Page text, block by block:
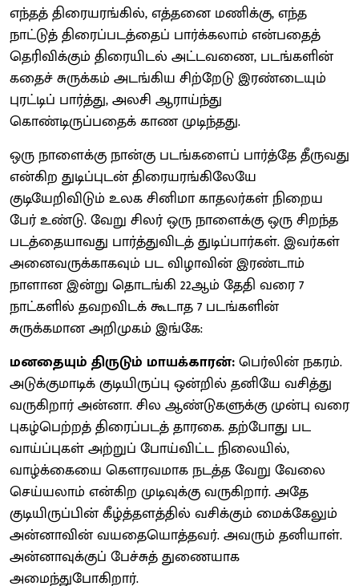
எந்தத் திரையரங்கில், எத்தனை மணிக்கு, எந்த
நாட்டுத் திரைப்படத்தைப் பார்க்கலாம் என்பதைத்
தெரிவிக்கும் திரையிடல் அட்டவணை, படங்களின்
கதைச் சுருக்கம் அடங்கிய சிற்றேடு இரண்டையும்
புரட்டிப் பார்த்து, அலசி ஆராய்ந்து
கொண்டிருப்பதைக் காண முடிந்தது.
ஒரு நாளைக்கு நான்கு படங்களைப் பார்த்தே தீருவது
என்கிற துடிப்புடன் திரையரங்கிலேயே
குடியேறிவிடும் உலக சினிமா காதலர்கள் நிறைய
பேர் உண்டு. வேறு சிலர் ஒரு நாளைக்கு ஒரு சிறந்த
படத்தையாவது பார்த்துவிடத் துடிப்பார்கள். இவர்கள்
அனைவருக்காகவும் பட விழாவின் இரண்டாம்
நாளான இன்று தொடங்கி 22ஆம் தேதி வரை 7
நாட்களில் தவறவிடக் கூடாத 7 படங்களின்
சுருக்கமான அறிமுகம் இங்கே:
மனதையும் திருடும் மாயக்காரன்:பெர்லின் நகரம்.
அடுக்குமாடிக் குடியிருப்பு ஒன்றில் தனியே வசித்து
வருகிறார் அன்னா. சில ஆண்டுகளுக்கு முன்பு வரை
புகழ்பெற்றத் திரைப்படத் தாரகை. தற்போது பட
வாய்ப்புகள் அற்றுப் போய்விட்ட நிலையில்,
வாழ்க்கையை கௌரவமாக நடத்த வேறு வேலை
செய்யலாம் என்கிற முடிவுக்கு வருகிறார். அதே
குடியிருப்பின் கீழ்த்தளத்தில் வசிக்கும் மைக்கேலும்
அன்னாவின் வயதையொத்தவர். அவரும் தனியாள்.
அன்னாவுக்குப் பேச்சுத் துணையாக
அமைந்துபோகிறார்.